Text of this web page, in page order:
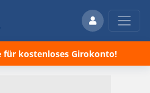
für kostenloses Girokonto!